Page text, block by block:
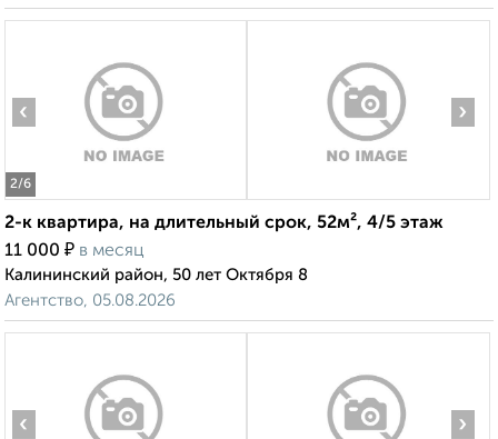
2/6
‹ ›
2-к квартира, на длительный срок, 52м², 4/5 этаж
11 000 ₽ в месяц
Калининский район, 50 лет Октября 8
Агентство, 05.08.2026
‹ ›